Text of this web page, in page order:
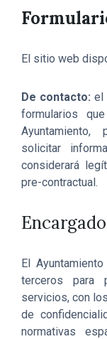
El sitio web
De contacto: el
formularios
Ayuntamiento,
solicitar
considerará
pre-contractual.
El
terceros para
servicios, con
de
normativas